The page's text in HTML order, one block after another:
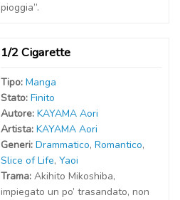
pioggia”.
1/2 Cigarette
Tipo: Manga
Stato: Finito
Autore: KAYAMA Aori
Artista: KAYAMA Aori
Generi: Drammatico, Romantico,
Slice of Life, Yaoi
Trama: Akihito Mikoshiba,
impiegato un po’ trasandato, non